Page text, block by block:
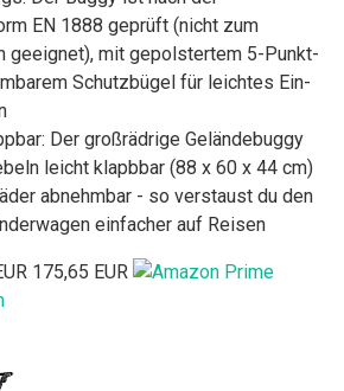
EN 1888 geprüft (nicht zum
geeignet), mit gepolstertem 5-Punkt-
Schutzbügel für leichtes Ein-
Der großrädrige Geländebuggy
leicht klapbbar (88 x 60 x 44 cm)
abnehmbar - so verstaust du den
einfacher auf Reisen
175,65 EUR